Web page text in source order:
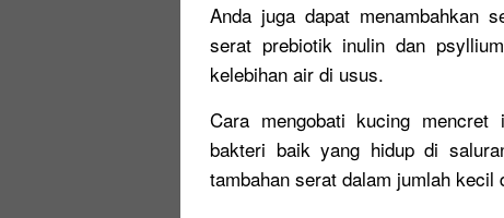
Anda juga dapat menambahkan
serat prebiotik inulin dan
kelebihan air di usus.
Cara mengobati kucing mencret
bakteri baik yang hidup di
tambahan serat dalam jumlah kecil